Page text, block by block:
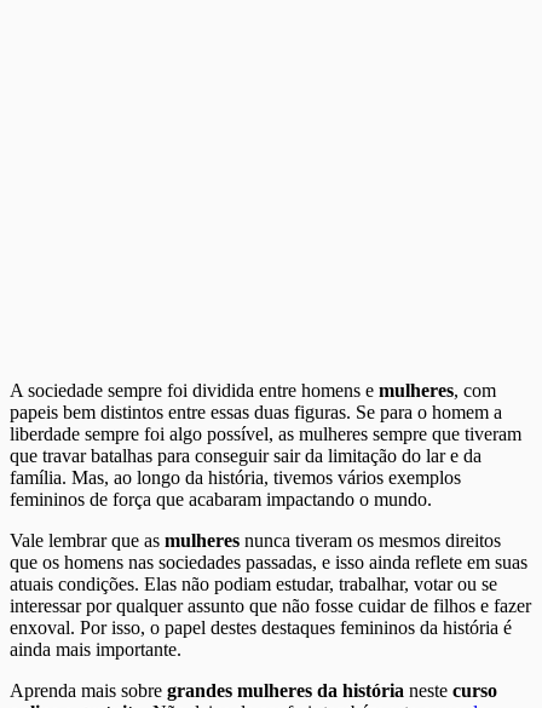
A sociedade sempre foi dividida entre homens e mulheres, com
papeis bem distintos entre essas duas figuras. Se para o homem a
liberdade sempre foi algo possível, as mulheres sempre que tiveram
que travar batalhas para conseguir sair da limitação do lar e da
família. Mas, ao longo da história, tivemos vários exemplos
femininos de força que acabaram impactando o mundo.
Vale lembrar que as mulheres nunca tiveram os mesmos direitos
que os homens nas sociedades passadas, e isso ainda reflete em suas
atuais condições. Elas não podiam estudar, trabalhar, votar ou se
interessar por qualquer assunto que não fosse cuidar de filhos e fazer
enxoval. Por isso, o papel destes destaques femininos da história é
ainda mais importante.
Aprenda mais sobre grandes mulheres da história neste curso